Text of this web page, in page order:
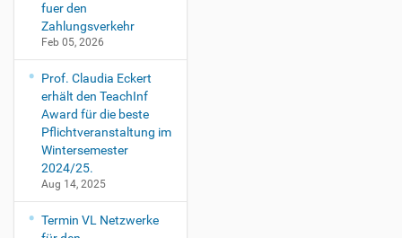
fuer den
Zahlungsverkehr
Feb 05, 2026
Prof. Claudia Eckert
erhält den TeachInf
Award für die beste
Pflichtveranstaltung im
Wintersemester
2024/25.
Aug 14, 2025
Termin VL Netzwerke